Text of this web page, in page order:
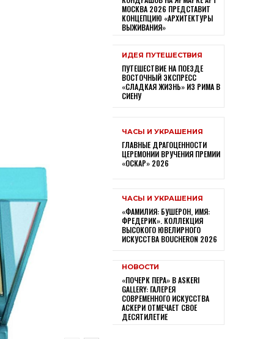
МОСКВА 2026 ПРЕДСТАВИТ
КОНЦЕПЦИЮ «АРХИТЕКТУРЫ
ВЫЖИВАНИЯ»
ИДЕЯ ПУТЕШЕСТВИЯ
ПУТЕШЕСТВИЕ НА ПОЕЗДЕ
ВОСТОЧНЫЙ ЭКСПРЕСС
«СЛАДКАЯ ЖИЗНЬ» ИЗ РИМА В
СИЕНУ
ЧАСЫ И УКРАШЕНИЯ
ГЛАВНЫЕ ДРАГОЦЕННОСТИ
ЦЕРЕМОНИИ ВРУЧЕНИЯ ПРЕМИИ
«ОСКАР» 2026
ЧАСЫ И УКРАШЕНИЯ
«ФАМИЛИЯ: БУШЕРОН, ИМЯ:
ФРЕДЕРИК». КОЛЛЕКЦИЯ
ВЫСОКОГО ЮВЕЛИРНОГО
ИСКУССТВА BOUCHERON 2026
НОВОСТИ
«ПОЧЕРК ПЕРА» В ASKERI
GALLERY: ГАЛЕРЕЯ
СОВРЕМЕННОГО ИСКУССТВА
АСКЕРИ ОТМЕЧАЕТ СВОЕ
ДЕСЯТИЛЕТИЕ